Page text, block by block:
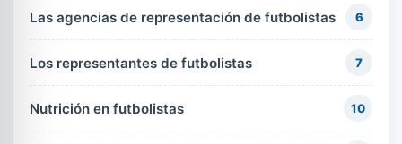
Las agencias de representación de futbolistas 6
Los representantes de futbolistas 7
Nutrición en futbolistas 10